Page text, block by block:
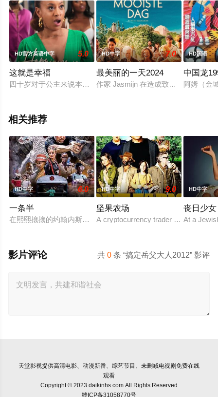
HD官方英语中字 5.0
这就是幸福
四十岁对于公主来说本是一件低调的事情，但当她最好的朋友
HD中字 7.0
最美丽的一天2024
作家 Jasmijn 在造成致命事故后面临
HD国语
中国龙
阿姆（金
相关推荐
HD中字 6.0
一条半
在熙熙攘攘的约翰内斯堡市中心，一对性格迥异的搭档在南非
HD中字 9.0
坚果农场
A cryptocurrency trader from San
HD中字
丧日少女
At a
共0 条 “搞定岳父大人2012” 影评
影片评论
天堂影视提供高清电影、动漫新番、综艺节目、未删减电视剧免费在线
观看
Copyright © 2023 daikinhs.com All Rights Reserved
赣ICP备31058770号